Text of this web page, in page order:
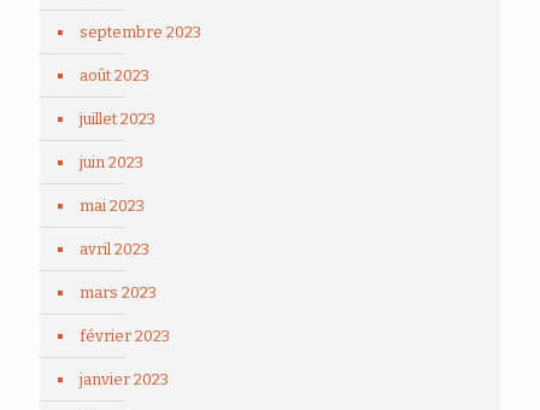
septembre 2023
août 2023
juillet 2023
juin 2023
mai 2023
avril 2023
mars 2023
février 2023
janvier 2023